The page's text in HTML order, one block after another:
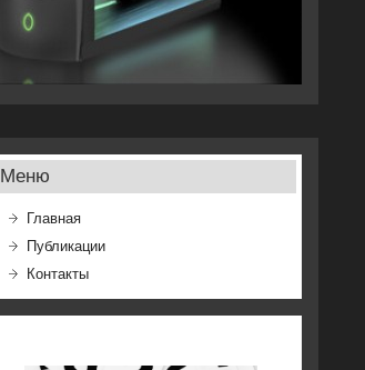
Меню
Главная
Публикации
Контакты